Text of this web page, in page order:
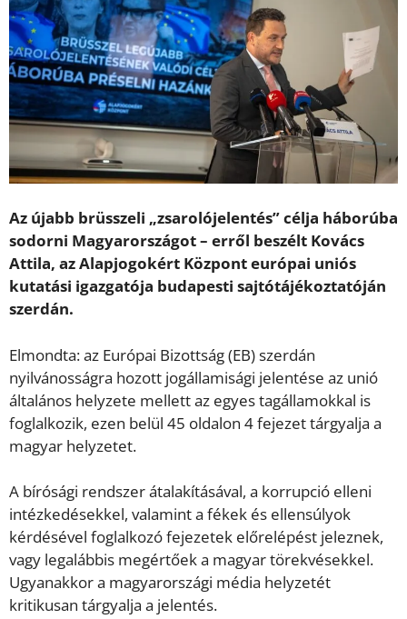
Az újabb brüsszeli „zsarolójelentés” célja háborúba
sodorni Magyarországot – erről beszélt Kovács
Attila, az Alapjogokért Központ európai uniós
kutatási igazgatója budapesti sajtótájékoztatóján
szerdán.
Elmondta: az Európai Bizottság (EB) szerdán
nyilvánosságra hozott jogállamisági jelentése az unió
általános helyzete mellett az egyes tagállamokkal is
foglalkozik, ezen belül 45 oldalon 4 fejezet tárgyalja a
magyar helyzetet.
A bírósági rendszer átalakításával, a korrupció elleni
intézkedésekkel, valamint a fékek és ellensúlyok
kérdésével foglalkozó fejezetek előrelépést jeleznek,
vagy legalábbis megértőek a magyar törekvésekkel.
Ugyanakkor a magyarországi média helyzetét
kritikusan tárgyalja a jelentés.